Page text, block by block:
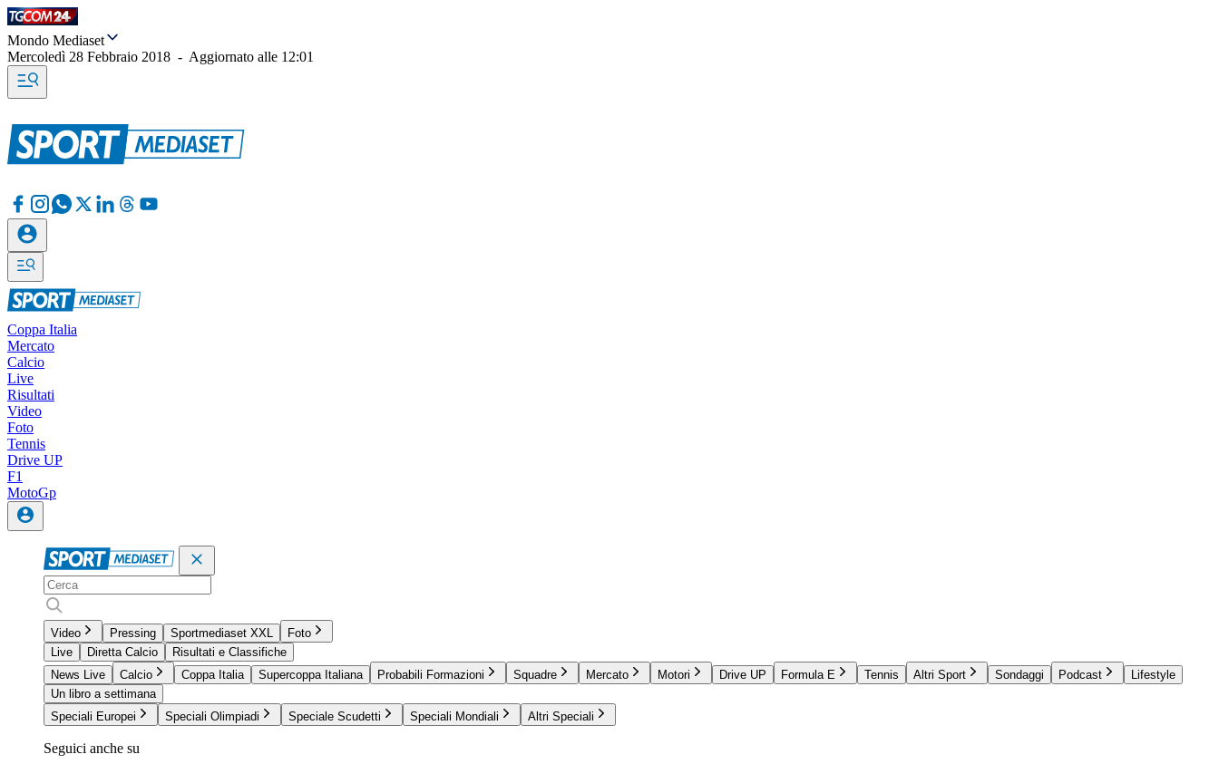
Mondo Mediaset
Mercoledì 28 Febbraio 2018 - Aggiornato alle 12:01
Coppa Italia
Mercato
Calcio
Live
Risultati
Video
Foto
Tennis
Drive UP
F1
MotoGp
Video Pressing Sportmediaset XXL
Foto
Live
Diretta Calcio
Risultati e Classifiche
News Live
Calcio Coppa Italia Supercoppa Italiana Probabili Formazioni Squadre Mercato Motori Drive UP Formula E Tennis Altri Sport Sondaggi Podcast
Lifestyle
Un libro a settimana
Speciali Europei
Speciali Olimpiadi Speciale Scudetti Speciali Mondiali Altri Speciali
Seguici anche su